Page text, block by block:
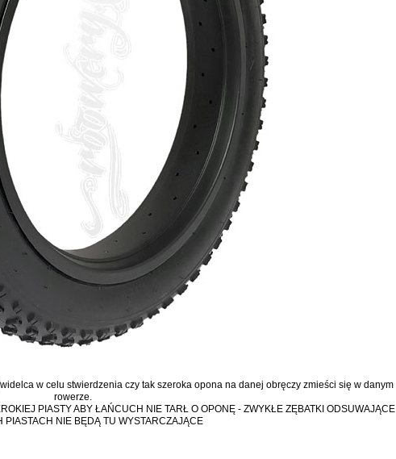
w celu stwierdzenia czy tak szeroka opona na danej obręczy zmieści się w danym
rowerze.
PIASTY ABY ŁAŃCUCH NIE TARŁ O OPONĘ - ZWYKŁE ZĘBATKI ODSUWAJĄCE
PIASTACH NIE BĘDĄ TU WYSTARCZAJĄCE